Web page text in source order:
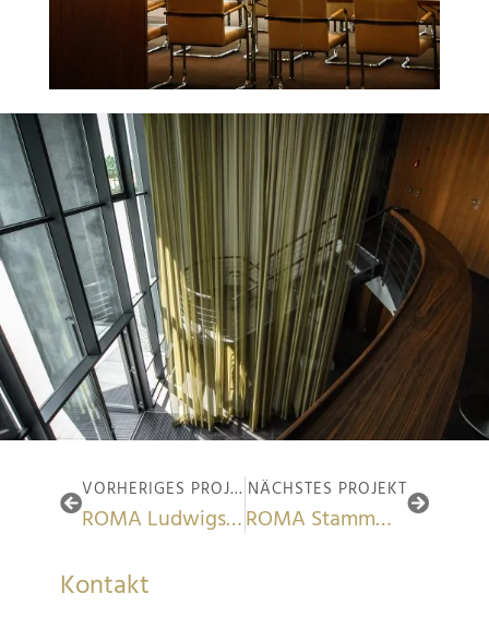
VORHERIGES PROJEKT
ROMA Ludwigshafen
NÄCHSTES PROJEKT
ROMA Stammwerk Burgau
Kontakt